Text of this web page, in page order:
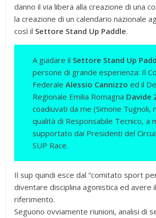
danno il via libera alla creazione di una
la creazione di un calendario nazionale
così il Settore Stand Up Paddle.
A guidare il Settore Stand Up
persone di grande esperienza: Il
FederaleAlessio Cannizzo ed il
Regionale Emilia Romagna Davide
coadiuvati da me (Simone Tugnoli,
qualità di Responsabile Tecnico, a
supportato dai Presidenti del
SUP Race.
Il sup quindi esce dal “comitato sport
diventare disciplina agonistica ed avere
riferimento.
Seguono ovviamente riunioni, analisi di